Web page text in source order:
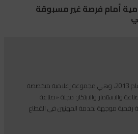
أمام فرصة غير مسبوقة
تأسست مجموعة إندوستريكوم عام 2013، وهي مجموعة إعلامية متخصصة
والاستثمار والابتكار: مجلة «صناعة
رقمية موجهة لخدمة المهنيين في القطاع